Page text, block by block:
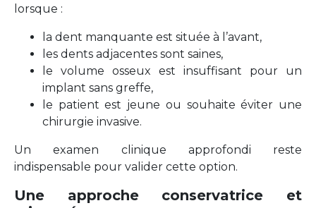
lorsque :
la dent manquante est située à l’avant,
les dents adjacentes sont saines,
le volume osseux est insuffisant pour un
implant sans greffe,
le patient est jeune ou souhaite éviter une
chirurgie invasive.
Un examen clinique approfondi reste
indispensable pour valider cette option.
Une approche conservatrice et